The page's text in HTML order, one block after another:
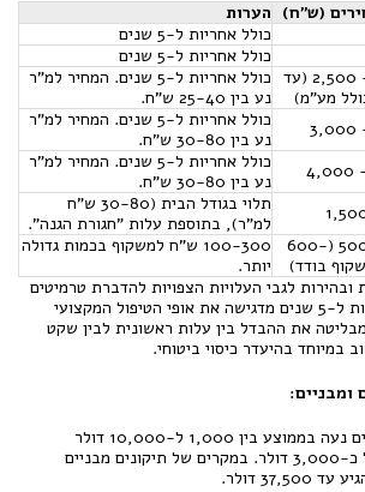
(ש"ח) הערות
כולל אחריות ל-5 שנים
כולל אחריות ל-5 שנים
1,800 - 2,500 (עד
כולל אחריות ל-5 שנים. המחיר למ"ר
נע בין 25-40 ש"ח.
כולל אחריות ל-5 שנים. המחיר למ"ר
נע בין 30-80 ש"ח.
כולל אחריות ל-5 שנים. המחיר למ"ר
נע בין 30-80 ש"ח.
תלוי בגודל הבית (30-80 ש"ח
למ"ר), בתוספת עלות "חגורת הגנה".
החל מ-500 (600-
100-300 ש"ח למשקוף בכמות גדולה
יותר.
לגבי העלויות הצפויות להדברת טרמיטים
בישראל. הכללת האחריות ל-5 שנים מדגישה את אופי הטיפול המקצועי
את ההבדל בין עלות ראשונית לבין שקט
בהיעדר כיסוי ביטוחי.
ומבניים:
עלות תיקון נזקי טרמיטים נעה בממוצע בין 1,000 ל-10,000 דולר
בארה"ב, עם ממוצע של כ-3,000 דולר. במקרים של תיקונים מבניים
דולר.